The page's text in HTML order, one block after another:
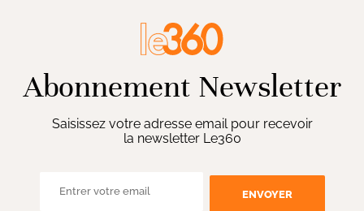
Abonnement Newsletter
Saisissez votre adresse email pour recevoir
la newsletter Le360
ENVOYER